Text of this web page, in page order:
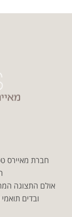
חברת מאיירס
אולם התצוגה
ובדים